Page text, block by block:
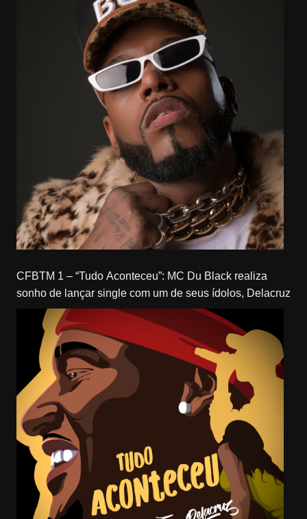
CFBTM 1 – “Tudo Aconteceu”: MC Du Black realiza
sonho de lançar single com um de seus ídolos, Delacruz